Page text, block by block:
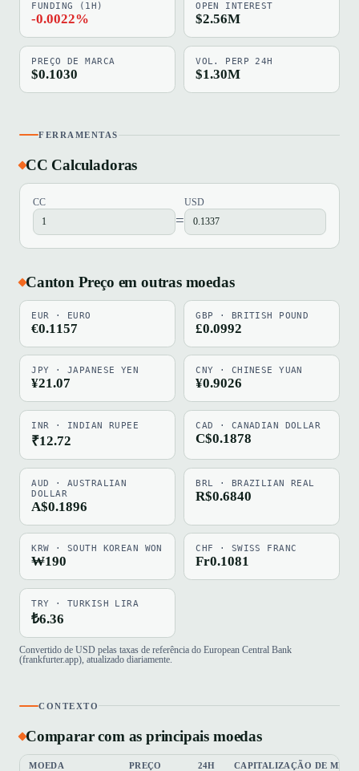
FUNDING (1H)
-0.0022%
OPEN INTEREST
$2.56M
PREÇO DE MARCA
$0.1030
VOL. PERP 24H
$1.30M
FERRAMENTAS
CC Calculadoras
CC
=
USD
Canton Preço em outras moedas
EUR · EURO
€0.1157
GBP · BRITISH POUND
£0.0992
JPY · JAPANESE YEN
¥21.07
CNY · CHINESE YUAN
¥0.9026
INR · INDIAN RUPEE
₹12.72
CAD · CANADIAN DOLLAR
C$0.1878
AUD · AUSTRALIAN
DOLLAR
A$0.1896
BRL · BRAZILIAN REAL
R$0.6840
KRW · SOUTH KOREAN WON
₩190
CHF · SWISS FRANC
Fr0.1081
TRY · TURKISH LIRA
₺6.36
Convertido de USD pelas taxas de referência do European Central Bank
(frankfurter.app), atualizado diariamente.
CONTEXTO
Comparar com as principais moedas
MOEDA PREÇO 24H CAPITALIZAÇÃO DE